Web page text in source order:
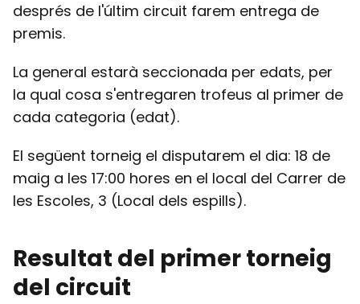
després de l'últim circuit farem entrega de
premis.
La general estarà seccionada per edats, per
la qual cosa s'entregaren trofeus al primer de
cada categoria (edat).
El següent torneig el disputarem el dia: 18 de
maig a les 17:00 hores en el local del Carrer de
les Escoles, 3 (Local dels espills).
Resultat del primer torneig
del circuit